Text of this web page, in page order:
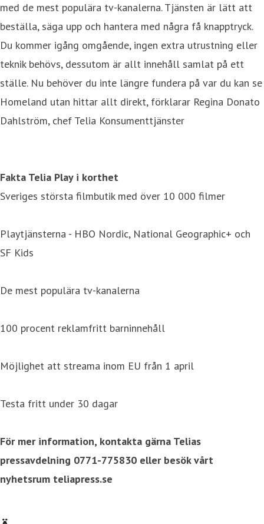
med de mest populära tv-kanalerna. Tjänsten är lätt att
beställa, säga upp och hantera med några få knapptryck.
Du kommer igång omgående, ingen extra utrustning eller
teknik behövs, dessutom är allt innehåll samlat på ett
ställe. Nu behöver du inte längre fundera på var du kan se
Homeland utan hittar allt direkt, förklarar Regina Donato
Dahlström, chef Telia Konsumenttjänster
Fakta Telia Play i korthet
Sveriges största filmbutik med över 10 000 filmer
Playtjänsterna - HBO Nordic, National Geographic+ och
SF Kids
De mest populära tv-kanalerna
100 procent reklamfritt barninnehåll
Möjlighet att streama inom EU från 1 april
Testa fritt under 30 dagar
För mer information, kontakta gärna Telias
pressavdelning 0771-775830 eller besök vårt
nyhetsrum teliapress.se